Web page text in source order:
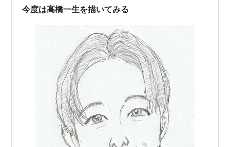
ンREBORN!」英字を省略してこう呼ばれることもあ
※主人公が死んで「死ぬ気で戦う」とこから取られた名
前だと思われる。
今度は高橋一生を描いてみる